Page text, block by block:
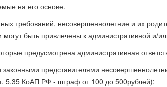
на его основе.
требований, несовершеннолетние и их
быть привлечены к административной и/
предусмотрена административная
представителями
5.35 КоАП РФ - штраф от 100 до 500рублей);